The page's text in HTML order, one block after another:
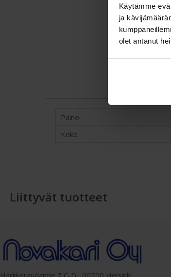
Käytämme
ja
olet antanut
Paino
Koko
Liittyvät tuotteet
Harkkoraudantie 7 C-D, 00700 Helsinki